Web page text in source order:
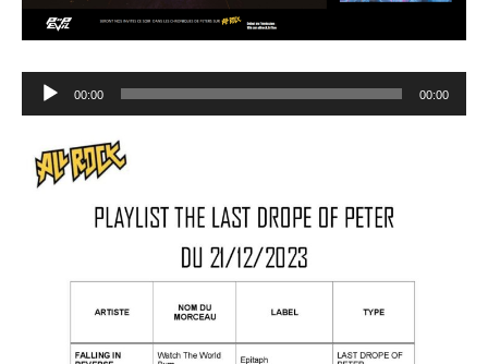
Lecteur
audio
00:00 00:00